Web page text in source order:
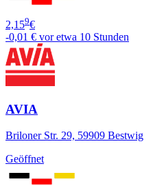
2,159€
-0,01 € vor etwa 10 Stunden
AVIA
Briloner Str. 29, 59909 Bestwig
Geöffnet